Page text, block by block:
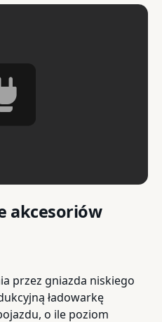
akcesoriów
przez gniazda niskiego
ładowarkę
o ile poziom